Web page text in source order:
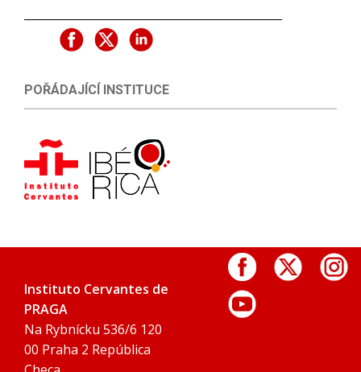
POŘÁDAJÍCÍ INSTITUCE
Instituto Cervantes de
PRAGA
Na Rybnícku 536/6 120
00 Praha 2 República